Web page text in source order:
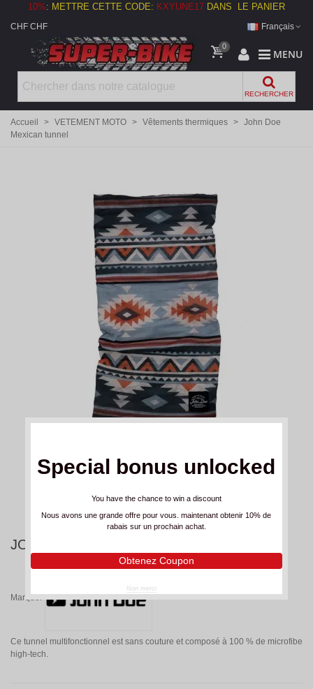
Special bonus unlocked
You have the chance to win a discount
Nous avons une grande offre pour vous. maintenant obtenir 10% de
rabais sur un prochain achat.
Obtenez Coupon
Non merci
10%: METTRE CETTE CODE: KXYUNE17 DANS LE PANIER
CHF CHF Français
0
MENU
RECHERCHER
Accueil > VETEMENT MOTO > Vêtements thermiques > John Doe
Mexican tunnel
JOHN DOE MEXICAN TUNNEL
Marque:
Ce tunnel multifonctionnel est sans couture et composé à 100 % de microfibe
high-tech.